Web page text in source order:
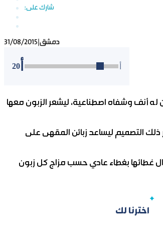
31/08/2015 دمشق
20
أنف وشفاه اصطناعية، ليشعر الزبون معها
التصميم ليساعد زبائن المقهى على
غطائها بغطاء عادي حسب مزاج كل زبون
اخترنا لك